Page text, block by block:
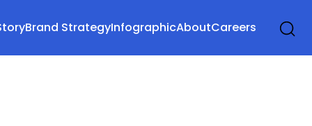
Brand StrategyInfographicAboutCareers